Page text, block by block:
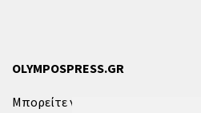
OLYMPOSPRESS.GR
Μπορείτε να επικοινωνήσετε